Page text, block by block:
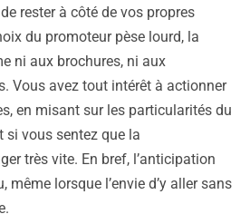
rester à côté de vos propres
du promoteur pèse lourd, la
ni aux brochures, ni aux
Vous avez tout intérêt à actionner
en misant sur les particularités du
vous sentez que la
très vite. En bref, l’anticipation
même lorsque l’envie d’y aller sans